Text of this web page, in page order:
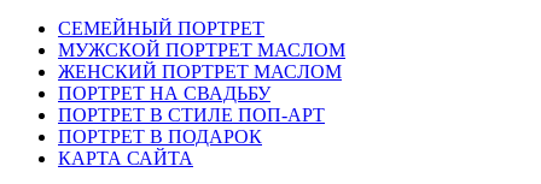
СЕМЕЙНЫЙ ПОРТРЕТ
МУЖСКОЙ ПОРТРЕТ МАСЛОМ
ЖЕНСКИЙ ПОРТРЕТ МАСЛОМ
ПОРТРЕТ НА СВАДЬБУ
ПОРТРЕТ В СТИЛЕ ПОП-АРТ
ПОРТРЕТ В ПОДАРОК
КАРТА САЙТА